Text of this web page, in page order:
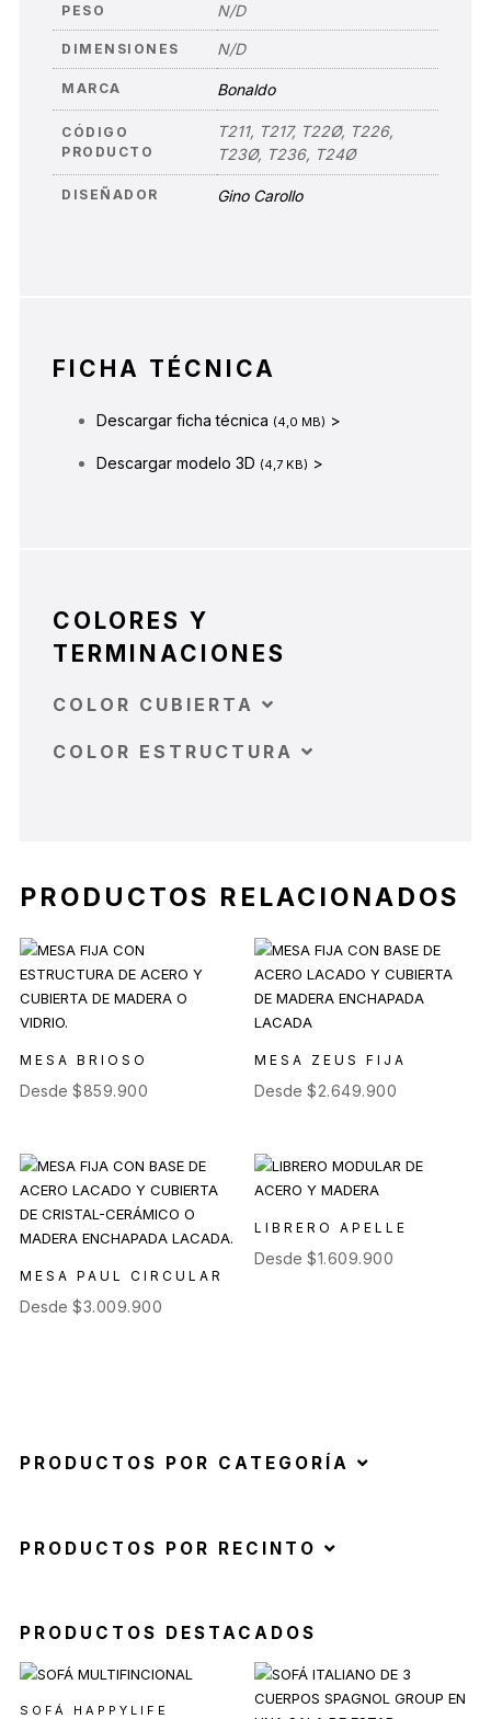
PESO N/D
DIMENSIONES N/D
MARCA Bonaldo
CÓDIGO
PRODUCTO
T211, T217, T22Ø, T226,
T23Ø, T236, T24Ø
DISEÑADOR Gino Carollo
FICHA TÉCNICA
Descargar ficha técnica (4,0 MB) >
Descargar modelo 3D (4,7 KB) >
COLORES Y
TERMINACIONES
COLOR CUBIERTA
COLOR ESTRUCTURA
PRODUCTOS RELACIONADOS
MESA BRIOSO
Desde $859.900
MESA ZEUS FIJA
Desde$2.649.900
MESA PAUL CIRCULAR
Desde $3.009.900
LIBRERO APELLE
Desde$1.609.900
PRODUCTOS POR CATEGORÍA
PRODUCTOS POR RECINTO
PRODUCTOS DESTACADOS
SOFÁ HAPPYLIFE